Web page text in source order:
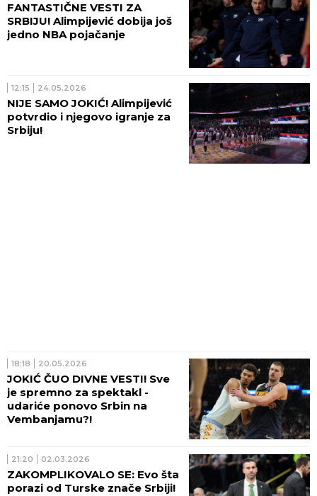
FANTASTIČNE VESTI ZA
SRBIJU! Alimpijević dobija još
jedno NBA pojačanje
12:15 24.05.2026
NIJE SAMO JOKIĆ! Alimpijević
potvrdio i njegovo igranje za
Srbiju!
18:18 20.05.2026
JOKIĆ ČUO DIVNE VESTI! Sve
je spremno za spektakl -
udariće ponovo Srbin na
Vembanjamu?!
21:20 02.03.2026
ZAKOMPLIKOVALO SE: Evo šta
porazi od Turske znače Srbiji!